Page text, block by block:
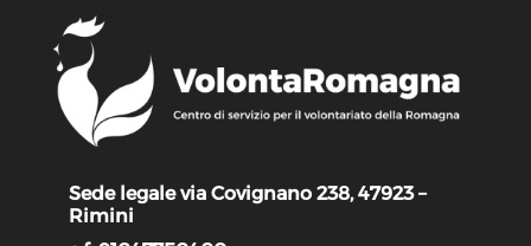
Sede legale via Covignano 238, 47923 –
Rimini